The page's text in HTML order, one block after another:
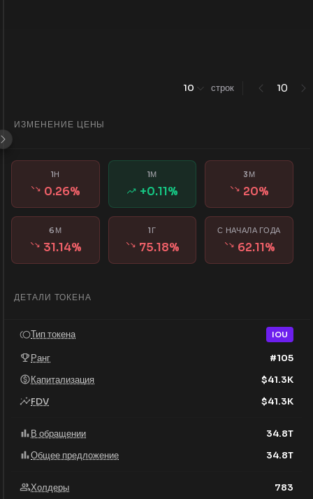
10 строк 10
ИЗМЕНЕНИЕ ЦЕНЫ
1Н
0.26%
1М
+0.11%
3М
20%
6М
31.14%
1Г
75.18%
С НАЧАЛА ГОДА
62.11%
ДЕТАЛИ ТОКЕНА
Тип токена IOU
Ранг #105
Капитализация
$41.3K
FDV
$41.3K
В обращении
34.8T
Общее предложение
34.8T
Холдеры 783